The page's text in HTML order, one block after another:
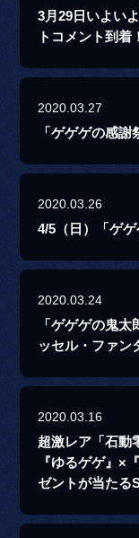
3月29日いよい
トコメント到着！
2020.03.27
「ゲゲゲの感
2020.03.26
4/5（日）「ゲ
2020.03.24
「ゲゲゲの鬼
ッセル・ファン
2020.03.16
超激レア「石動
『ゆるゲゲ』×
ゼントが当たる